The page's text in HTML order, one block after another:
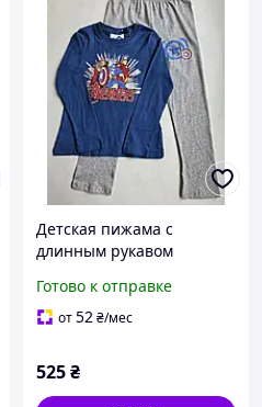
Детская пижама с
длинным рукавом
мальчиков
Готово к отправке
от52₴/мес
525₴